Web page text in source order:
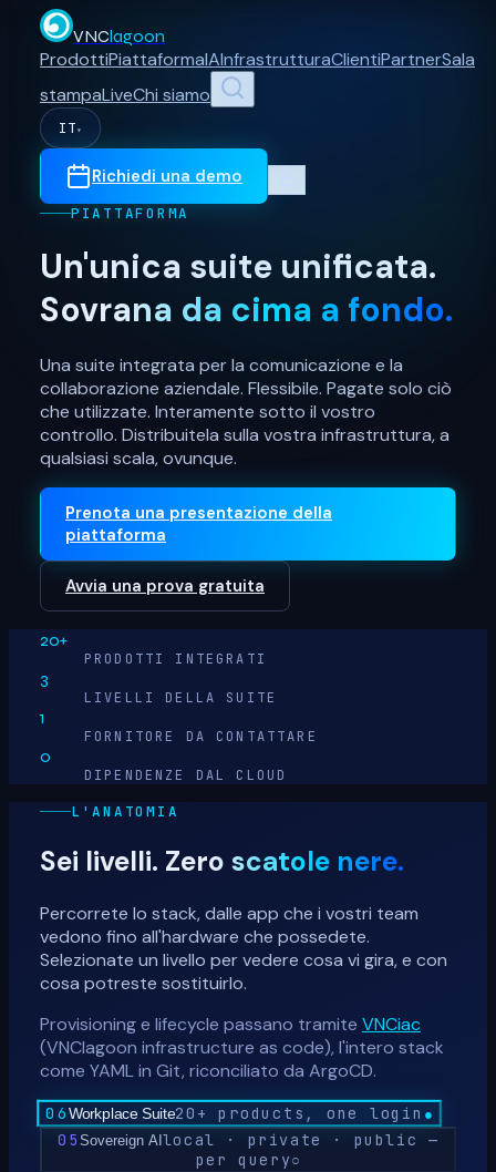
VNClagoon
ProdottiPiattaformaIAInfrastrutturaClientiPartnerSala
stampaLiveChi siamo
IT ▾
Richiedi una demo
PIATTAFORMA
Un'unica suite unificata.
Sovrana da cima a fondo.
Una suite integrata per la comunicazione e la
collaborazione aziendale. Flessibile. Pagate solo ciò
che utilizzate. Interamente sotto il vostro
controllo. Distribuitela sulla vostra infrastruttura, a
qualsiasi scala, ovunque.
Prenota una presentazione della
piattaforma
Avvia una prova gratuita
20+
PRODOTTI INTEGRATI
3
LIVELLI DELLA SUITE
1
FORNITORE DA CONTATTARE
0
DIPENDENZE DAL CLOUD
L'ANATOMIA
Sei livelli. Zero scatole nere.
Percorrete lo stack, dalle app che i vostri team
vedono fino all'hardware che possedete.
Selezionate un livello per vedere cosa vi gira, e con
cosa potreste sostituirlo.
Provisioning e lifecycle passano tramite VNCiac
(VNClagoon infrastructure as code), l'intero stack
come YAML in Git, riconciliato da ArgoCD.
06Workplace Suite20+ products, one login ●
05 Sovereign AI local · private · public —
per query ○